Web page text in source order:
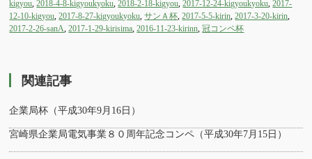
kigyou ,2018-4-8-kigyoukyoku ,2018-2-18-kigyou ,2017-12-24-kigyoukyoku ,2017-
12-10-kigyou ,2017-8-27-kigyoukyoku ,サンＡ杯 ,2017-5-5-kirin ,2017-3-20-kirin
2017-2-26-sanA ,2017-1-29-kirisima ,2016-11-23-kirinn ,冠コンペ杯
関連記事
企業局杯（平成30年9月16日）
宮崎県企業局電気事業８０周年記念コンペ（平成30年7月15日）